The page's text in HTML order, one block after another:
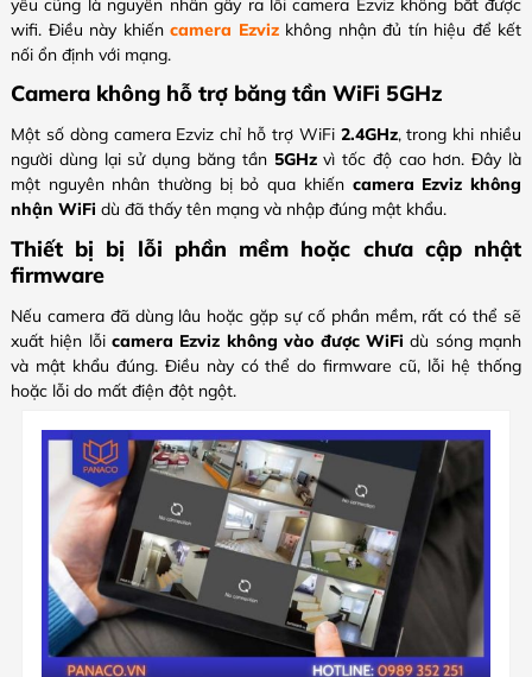
yếu cũng là nguyên nhân gây ra lỗi camera Ezviz không bắt được
wifi. Điều này khiến camera Ezvizkhông nhận đủ tín hiệu để kết
nối ổn định với mạng.
Camera không hỗ trợ băng tần WiFi 5GHz
Một số dòng camera Ezviz chỉ hỗ trợ WiFi 2.4GHz, trong khi nhiều
người dùng lại sử dụng băng tần 5GHzvì tốc độ cao hơn. Đây là
một nguyên nhân thường bị bỏ qua khiến camera Ezviz không
nhận WiFi dù đã thấy tên mạng và nhập đúng mật khẩu.
Thiết bị bị lỗi phần mềm hoặc chưa cập nhật
firmware
Nếu camera đã dùng lâu hoặc gặp sự cố phần mềm, rất có thể sẽ
xuất hiện lỗicamera Ezviz không vào được WiFi dù sóng mạnh
và mật khẩu đúng. Điều này có thể do firmware cũ, lỗi hệ thống
hoặc lỗi do mất điện đột ngột.